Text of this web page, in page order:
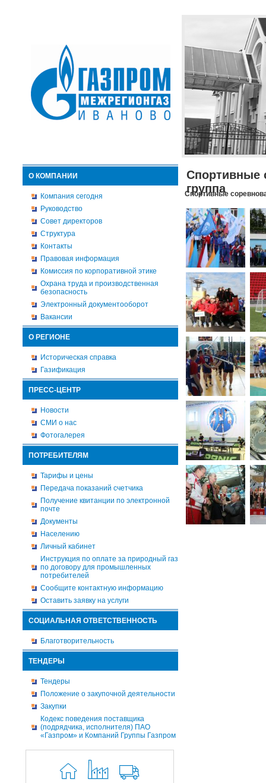
О КОМПАНИИ
Компания сегодня
Руководство
Совет директоров
Структура
Контакты
Правовая информация
Комиссия по корпоративной этике
Охрана труда и производственная
безопасность
Электронный документооборот
Вакансии
О РЕГИОНЕ
Историческая справка
Газификация
ПРЕСС-ЦЕНТР
Новости
СМИ о нас
Фотогалерея
ПОТРЕБИТЕЛЯМ
Тарифы и цены
Передача показаний счетчика
Получение квитанции по электронной
почте
Документы
Населению
Личный кабинет
Инструкция по оплате за природный газ
по договору для промышленных
потребителей
Сообщите контактную информацию
Оставить заявку на услуги
СОЦИАЛЬНАЯ ОТВЕТСТВЕННОСТЬ
Благотворительность
ТЕНДЕРЫ
Тендеры
Положение о закупочной деятельности
Закупки
Кодекс поведения поставщика
(подрядчика, исполнителя) ПАО
«Газпром» и Компаний Группы Газпром
Спортивные
группа
Спортивные